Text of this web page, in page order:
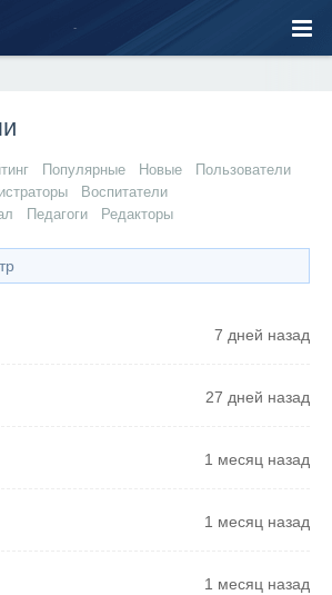
Популярные Новые
Пользователи
Воспитатели
Педагоги Редакторы
7 дней назад
27 дней назад
1 месяц назад
1 месяц назад
1 месяц назад